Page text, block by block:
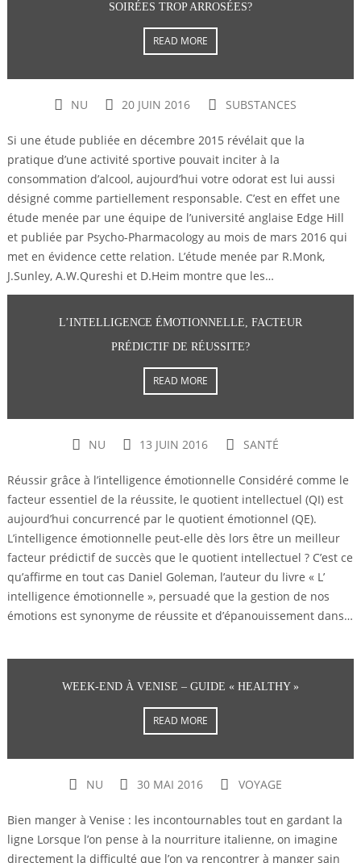
SOIRÉES TROP ARROSÉES?
READ MORE
NU 20 JUIN 2016 SUBSTANCES
Si une étude publiée en décembre 2015 révélait que la
pratique d’une activité sportive pouvait inciter à la
consommation d’alcool, aujourd’hui votre odorat est lui aussi
désigné comme partiellement responsable. C’est en effet une
étude menée par une équipe de l’université anglaise Edge Hill
et publiée par Psycho-Pharmacology au mois de mars 2016 qui
met en évidence cette relation. L’étude menée par R.Monk,
J.Sunley, A.W.Qureshi et D.Heim montre que les…
L’INTELLIGENCE ÉMOTIONNELLE, FACTEUR
PRÉDICTIF DE RÉUSSITE?
READ MORE
NU 13 JUIN 2016 SANTÉ
Réussir grâce à l’intelligence émotionnelle Considéré comme le
facteur essentiel de la réussite, le quotient intellectuel (QI) est
aujourd’hui concurrencé par le quotient émotionnel (QE).
L’intelligence émotionnelle peut-elle dès lors être un meilleur
facteur prédictif de succès que le quotient intellectuel ? C’est ce
qu’affirme en tout cas Daniel Goleman, l’auteur du livre « L’
intelligence émotionnelle », persuadé que la gestion de nos
émotions est synonyme de réussite et d’épanouissement dans…
WEEK-END À VENISE – GUIDE « HEALTHY »
READ MORE
NU 30 MAI 2016 VOYAGE
Bien manger à Venise : les incontournables tout en gardant la
ligne Lorsque l’on pense à la nourriture italienne, on imagine
directement la difficulté que l’on va rencontrer à manger sain